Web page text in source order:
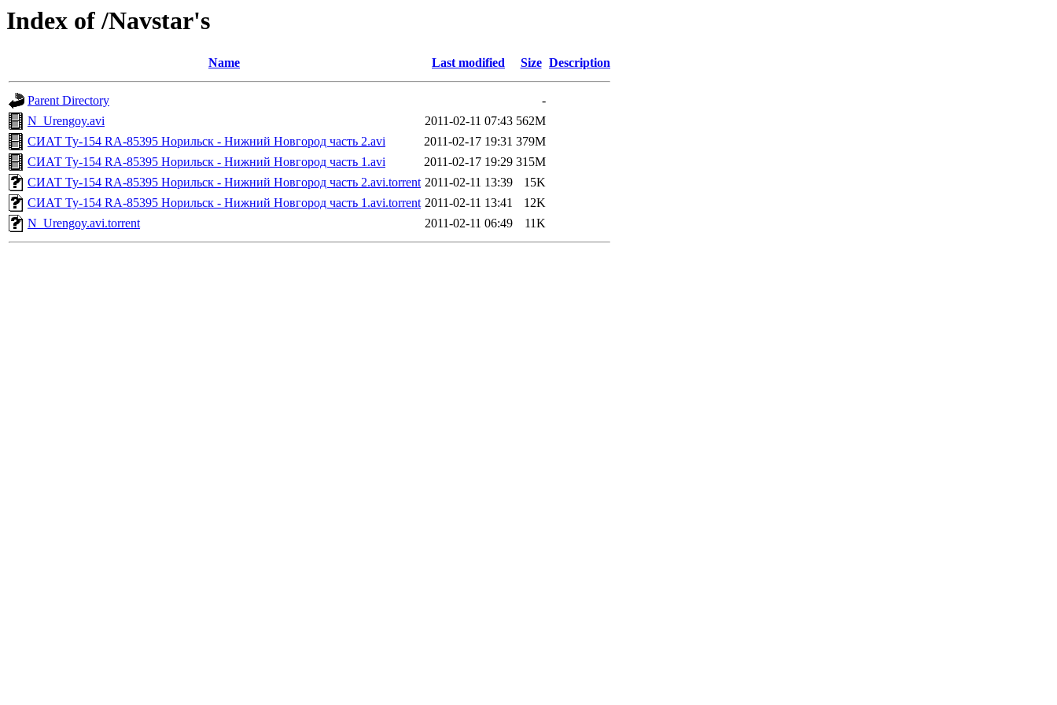
Index of /Navstar's
Name Last modified Size Description
Parent Directory
-
N_Urengoy.avi
2011-02-11 07:43 562M
СИАТ Ту-154 RA-85395 Норильск - Нижний Новгород часть 2.avi
2011-02-17 19:31 379M
СИАТ Ту-154 RA-85395 Норильск - Нижний Новгород часть 1.avi
2011-02-17 19:29 315M
СИАТ Ту-154 RA-85395 Норильск - Нижний Новгород часть 2.avi.torrent 2011-02-11 13:39
15K
СИАТ Ту-154 RA-85395 Норильск - Нижний Новгород часть 1.avi.torrent 2011-02-11 13:41
12K
N_Urengoy.avi.torrent
2011-02-11 06:49 11K